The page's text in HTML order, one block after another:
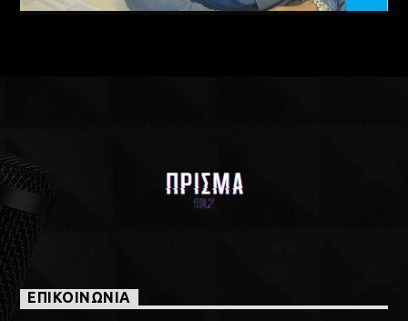
ΕΠΙΚΟΙΝΩΝΙΑ